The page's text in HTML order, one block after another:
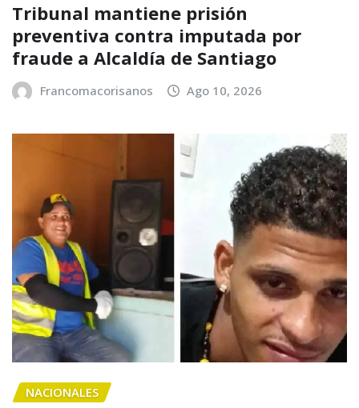
Tribunal mantiene prisión
preventiva contra imputada por
fraude a Alcaldía de Santiago
Francomacorisanos Ago 10, 2026
NACIONALES